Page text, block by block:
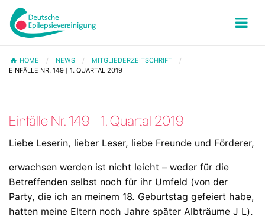
HOME NEWS
MITGLIEDERZEITSCHRIFT
EINFÄLLE NR. 149 | 1. QUARTAL 2019
Einfälle Nr. 149 | 1. Quartal 2019
Liebe Leserin, lieber Leser, liebe Freunde und Förderer,
erwachsen werden ist nicht leicht – weder für die
Betreffenden selbst noch für ihr Umfeld (von der
Party, die ich an meinem 18. Geburtstag gefeiert habe,
hatten meine Eltern noch Jahre später Albträume J L).